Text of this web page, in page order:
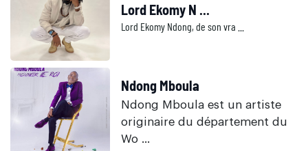
Lord Ekomy N ...
Lord Ekomy Ndong, de son vra ...
Ndong Mboula
Ndong Mboula est un artiste
originaire du département du
Wo ...